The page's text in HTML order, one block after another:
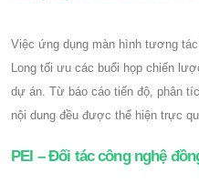
Việc ứng dụng màn hình tương
Long tối ưu các buổi họp chiến
dự án. Từ báo cáo tiến độ, phân
nội dung đều được thể hiện trực
PEI – Đối tác công nghệ